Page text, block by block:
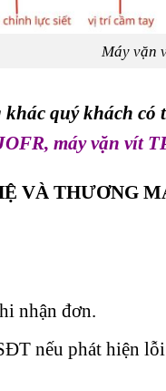
Máy vặn
quý khách có
, máy vặn vít
VÀ THƯƠNG
nhận đơn.
nếu phát hiện